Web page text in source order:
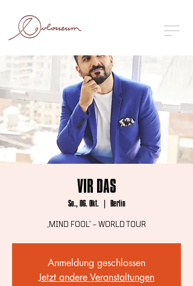
VIR DAS
So., 06. Okt.
  |
Berlin
„MIND FOOL“ – WORLD TOUR
Anmeldung geschlossen
Jetzt andere Veranstaltungen